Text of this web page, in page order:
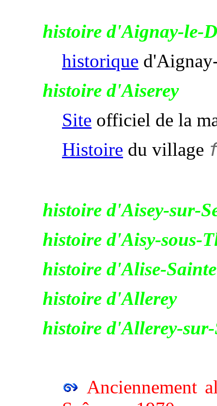
histoire d'Aignay-le-
historique
histoire d'Aiserey
Site officiel de la
Histoire du village
histoire d'Aisey-sur-
histoire d'Aisy-sous-
histoire d'Alise-
histoire d'Allerey
histoire d'Allerey-
Anciennement